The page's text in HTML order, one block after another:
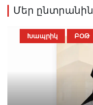
Մեր ընտրանին
Խապրիկ ԲՕԹ